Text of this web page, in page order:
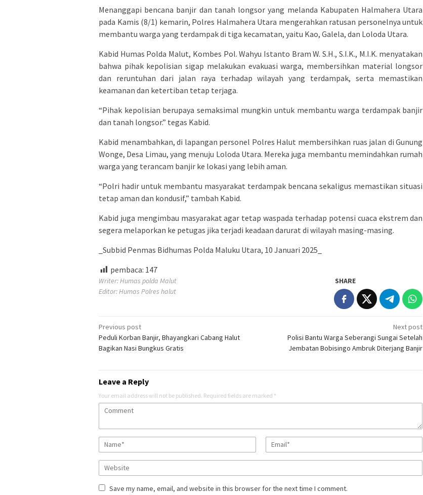
Menanggapi bencana banjir dan tanah longsor yang melanda Kabupaten Halmahera Utara
pada Kamis (8/1) kemarin, Polres Halmahera Utara mengerahkan ratusan personelnya untuk
membantu warga yang terdampak di tiga kecamatan, yaitu Kao, Galela, dan Loloda Utara.
Kabid Humas Polda Malut, Kombes Pol. Wahyu Istanto Bram W. S.H., S.I.K., M.I.K. menyatakan
bahwa pihak kepolisian sigap melakukan evakuasi warga, membersihkan material longsor
dan reruntuhan dari jalan raya terhadap wilayah yang terdampak, serta memastikan
keamanan dan ketertiban tetap terjaga.
“Pihak kepolisian berupaya semaksimal mungkin untuk membantu warga terdampak banjir
dan tanah longsor.” tegas Kabid.
Kabid menambahkan, di lapangan personel Polres Halut membersihkan ruas jalan di Gunung
Wonge, Desa Limau, yang menuju Loloda Utara. Mereka juga membantu memindahkan rumah
warga yang terancam banjir ke lokasi yang lebih aman.
“Polri hadir untuk membantu masyarakat terdampak bencana sekaligus memastikan situasi
tetap aman dan kondusif,” tambah Kabid.
Kabid juga mengimbau masyarakat agar tetap waspada terhadap potensi cuaca ekstrem dan
segera melaporkan ke petugas jika terjadi keadaan darurat di wilayah masing-masing.
_Subbid Penmas Bidhumas Polda Maluku Utara, 10 Januari 2025_
pembaca: 147
Writer: Humas polda Malut
Editor: Humas Polres halut
SHARE
Post
navigation
Previous post
Peduli Korban Banjir, Bhayangkari Cabang Halut
Bagikan Nasi Bungkus Gratis
Next post
Polisi Bantu Warga Seberangi Sungai Setelah
Jembatan Bobisingo Ambruk Diterjang Banjir
Leave a Reply
Your email address will not be published. Required fields are marked *
Save my name, email, and website in this browser for the next time I comment.